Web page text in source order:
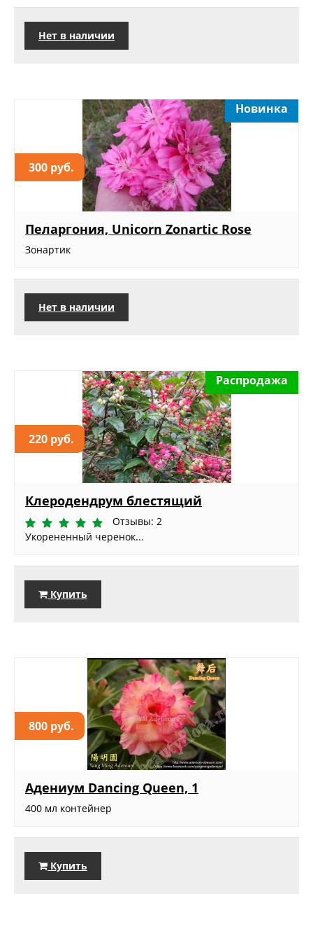
Нет в наличии
300 руб.
Новинка
Пеларгония, Unicorn Zonartic Rose
Зонартик
Нет в наличии
220 руб.
Распродажа
Клеродендрум блестящий
Отзывы: 2
Укорененный черенок...
Купить
800 руб.
Адениум Dancing Queen, 1
400 мл контейнер
Купить